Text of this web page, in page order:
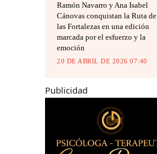
Ramón Navarro y Ana Isabel
Cánovas conquistan la Ruta de
las Fortalezas en una edición
marcada por el esfuerzo y la
emoción
20 DE ABRIL DE 2026 07:40
Publicidad